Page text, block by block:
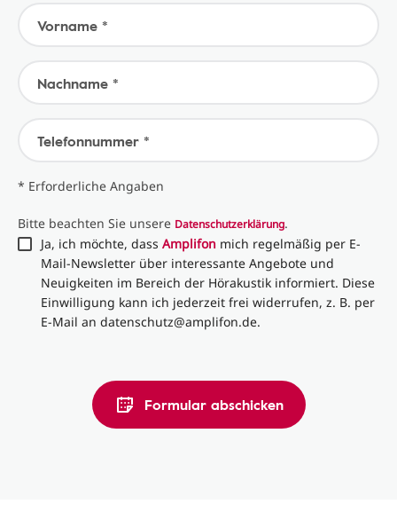
Vorname *
Nachname *
Telefonnummer *
* Erforderliche Angaben
Bitte beachten Sie unsere Datenschutzerklärung.
Ja, ich möchte, dass Amplifon mich regelmäßig per E-
Mail-Newsletter über interessante Angebote und
Neuigkeiten im Bereich der Hörakustik informiert. Diese
Einwilligung kann ich jederzeit frei widerrufen, z. B. per
E-Mail an datenschutz@amplifon.de.
Formular abschicken